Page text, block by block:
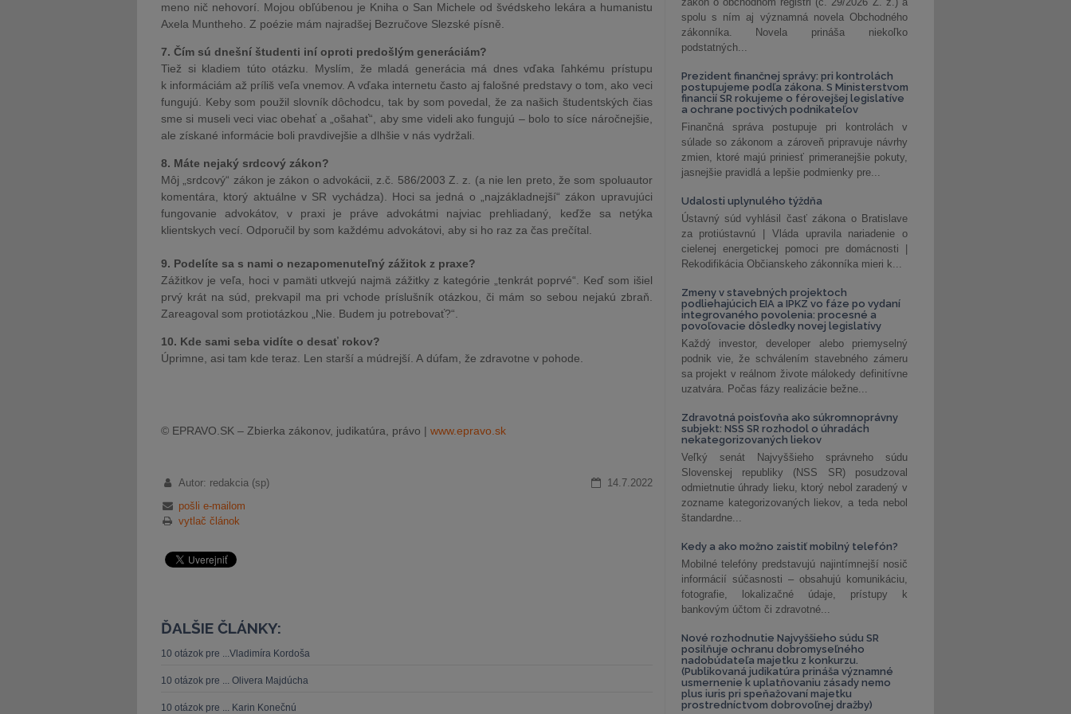
meno nič nehovorí. Mojou obľúbenou je Kniha o San Michele od švédskeho lekára a humanistu
Axela Muntheho. Z poézie mám najradšej Bezručove Slezské písně.
7. Čím sú dnešní študenti iní oproti predošlým generáciám?
Tiež si kladiem túto otázku. Myslím, že mladá generácia má dnes vďaka ľahkému prístupu
k informáciám až príliš veľa vnemov. A vďaka internetu často aj falošné predstavy o tom, ako veci
fungujú. Keby som použil slovník dôchodcu, tak by som povedal, že za našich študentských čias
sme si museli veci viac obehať a „ošahať“, aby sme videli ako fungujú – bolo to síce náročnejšie,
ale získané informácie boli pravdivejšie a dlhšie v nás vydržali.
8. Máte nejaký srdcový zákon?
Môj „srdcový“ zákon je zákon o advokácii, z.č. 586/2003 Z. z. (a nie len preto, že som spoluautor
komentára, ktorý aktuálne v SR vychádza). Hoci sa jedná o „najzákladnejší“ zákon upravujúci
fungovanie advokátov, v praxi je práve advokátmi najviac prehliadaný, keďže sa netýka
klientskych vecí. Odporučil by som každému advokátovi, aby si ho raz za čas prečítal.
9. Podelíte sa s nami o nezapomenuteľný zážitok z praxe?
Zážitkov je veľa, hoci v pamäti utkvejú najmä zážitky z kategórie „tenkrát poprvé“. Keď som išiel
prvý krát na súd, prekvapil ma pri vchode príslušník otázkou, či mám so sebou nejakú zbraň.
Zareagoval som protiotázkou „Nie. Budem ju potrebovať?“.
10. Kde sami seba vidíte o desať rokov?
Úprimne, asi tam kde teraz. Len starší a múdrejší. A dúfam, že zdravotne v pohode.
© EPRAVO.SK – Zbierka zákonov, judikatúra, právo | www.epravo.sk
Autor: redakcia (sp)
14.7.2022
pošli e-mailom
vytlač článok
ĎALŠIE ČLÁNKY:
10 otázok pre ...Vladimíra Kordoša
10 otázok pre ... Olivera Majdúcha
10 otázok pre ... Karin Konečnú
spolu s ním aj významná novela Obchodného
zákonníka. Novela prináša niekoľko
podstatných...
Prezident finančnej správy: pri kontrolách
postupujeme podľa zákona. S Ministerstvom
financií SR rokujeme o férovejšej legislatíve
a ochrane poctivých podnikateľov
Finančná správa postupuje pri kontrolách v
súlade so zákonom a zároveň pripravuje návrhy
zmien, ktoré majú priniesť primeranejšie pokuty,
jasnejšie pravidlá a lepšie podmienky pre...
Udalosti uplynulého týždňa
Ústavný súd vyhlásil časť zákona o Bratislave
za protiústavnú | Vláda upravila nariadenie o
cielenej energetickej pomoci pre domácnosti |
Rekodifikácia Občianskeho zákonníka mieri k...
Zmeny v stavebných projektoch
podliehajúcich EIA a IPKZ vo fáze po vydaní
integrovaného povolenia: procesné a
povoľovacie dôsledky novej legislatívy
Každý investor, developer alebo priemyselný
podnik vie, že schválením stavebného zámeru
sa projekt v reálnom živote málokedy definitívne
uzatvára. Počas fázy realizácie bežne...
Zdravotná poisťovňa ako súkromnoprávny
subjekt: NSS SR rozhodol o úhradách
nekategorizovaných liekov
Veľký senát Najvyššieho správneho súdu
Slovenskej republiky (NSS SR) posudzoval
odmietnutie úhrady lieku, ktorý nebol zaradený v
zozname kategorizovaných liekov, a teda nebol
štandardne...
Kedy a ako možno zaistiť mobilný telefón?
Mobilné telefóny predstavujú najintímnejší nosič
informácií súčasnosti – obsahujú komunikáciu,
fotografie, lokalizačné údaje, prístupy k
bankovým účtom či zdravotné...
Nové rozhodnutie Najvyššieho súdu SR
posilňuje ochranu dobromyseľného
nadobúdateľa majetku z konkurzu.
(Publikovaná judikatúra prináša významné
usmernenie k uplatňovaniu zásady nemo
plus iuris pri speňažovaní majetku
prostredníctvom dobrovoľnej dražby)